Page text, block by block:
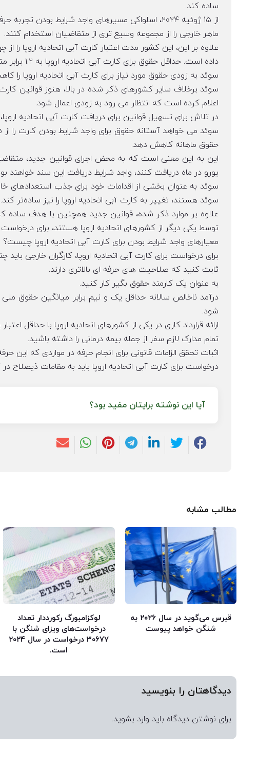
ساده کند.
از ۱۵ ژوئیه ۲۰۲۴، اسلواکی مسیرهای واجد شرایط بودن
ماهر خارجی را از مجموعه وسیع تری از متقاضیان استخدام کنند.
علاوه بر این، این کشور مدت اعتبار کارت آبی اتحادیه اروپا را
داده است. حداقل حقوق برای کارت آبی اتحادیه اروپا به ۱.۲ برابر متوسط حقوق در این کشور کاهش یافته است.
سوئد به زودی حقوق مورد نیاز برای کارت آبی اتحادیه اروپا را
سوئد برخلاف سایر کشورهای ذکر شده در بالا، هنوز قوانین
اعلام کرده است که انتظار می رود به زودی اعمال شود.
در تلاش برای تسهیل قوانین برای دریافت کارت آبی اتحادیه
حقوق ماهانه کاهش دهد.
یورو در ماه دریافت کنند، واجد شرایط دریافت این سند خواهند
سوئد به عنوان بخشی از اقدامات خود برای جذب استعدادهای
سوئد هستند، تغییر به کارت آبی اتحادیه اروپا را نیز ساده‌تر کند.
علاوه بر موارد ذکر شده، قوانین جدید همچنین با هدف ساده
توسط یکی دیگر از کشورهای اتحادیه اروپا هستند، برای
معیارهای واجد شرایط بودن برای کارت آبی اتحادیه اروپا چیست؟
برای درخواست برای کارت آبی اتحادیه اروپا، کارگران خارجی
ثابت کنید که صلاحیت های حرفه ای بالاتری دارند.
به عنوان یک کارمند حقوق بگیر کار کنید.
درآمد ناخالص سالانه حداقل یک و نیم برابر میانگین حقوق
شود.
ارائه قرارداد کاری در یکی از کشورهای اتحادیه اروپا با حداقل
تمام مدارک لازم سفر از جمله بیمه درمانی را داشته باشید.
اثبات تحقق الزامات قانونی برای انجام حرفه در مواردی که این
درخواست برای کارت آبی اتحادیه اروپا باید به مقامات ذیصلاح
آیا این نوشته برایتان مفید بود؟
مطالب مشابه
قبرس می‌گوید در سال ۲۰۲۶ به
شنگن خواهد پیوست
لوکزامبورگ رکورددار تعداد
درخواست‌های ویزای شنگن با
۳۰۶۷۷ درخواست در سال ۲۰۲۴
است.
دیدگاهتان را بنویسید
برای نوشتن دیدگاه باید وارد بشوید.